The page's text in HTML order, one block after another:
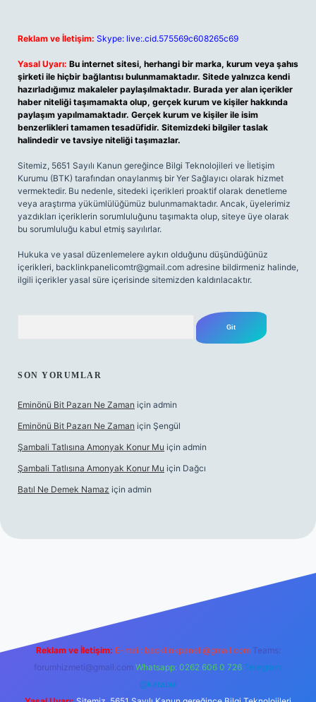
Reklam ve İletişim: Skype: live:.cid.575569c608265c69
Yasal Uyarı: Bu internet sitesi, herhangi bir marka, kurum veya şahıs
şirketi ile hiçbir bağlantısı bulunmamaktadır. Sitede yalnızca kendi
hazırladığımız makaleler paylaşılmaktadır. Burada yer alan içerikler
haber niteliği taşımamakta olup, gerçek kurum ve kişiler hakkında
paylaşım yapılmamaktadır. Gerçek kurum ve kişiler ile isim
benzerlikleri tamamen tesadüfidir. Sitemizdeki bilgiler taslak
halindedir ve tavsiye niteliği taşımazlar.
Sitemiz, 5651 Sayılı Kanun gereğince Bilgi Teknolojileri ve İletişim
Kurumu (BTK) tarafından onaylanmış bir Yer Sağlayıcı olarak hizmet
vermektedir. Bu nedenle, sitedeki içerikleri proaktif olarak denetleme
veya araştırma yükümlülüğümüz bulunmamaktadır. Ancak, üyelerimiz
yazdıkları içeriklerin sorumluluğunu taşımakta olup, siteye üye olarak
bu sorumluluğu kabul etmiş sayılırlar.
Hukuka ve yasal düzenlemelere aykırı olduğunu düşündüğünüz
içerikleri, backlinkpanelicomtr@gmail.com adresine bildirmeniz halinde,
ilgili içerikler yasal süre içerisinde sitemizden kaldırılacaktır.
SON YORUMLAR
Eminönü Bit Pazarı Ne Zaman için admin
Eminönü Bit Pazarı Ne Zaman için Şengül
Şambali Tatlısına Amonyak Konur Mu için admin
Şambali Tatlısına Amonyak Konur Mu için Dağcı
Batıl Ne Demek Namaz için admin
Reklam ve İletişim: E-mail: backlinkpaneli@gmail.com Teams:
forumhizmeti@gmail.com Whatsapp: 0262 606 0 726 Telegram:
@karabul